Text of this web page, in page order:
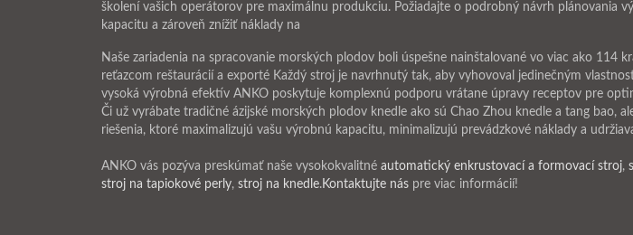
školení vašich operátorov pre maximálnu produkciu. Požiadajte o podrobný návrh plánovania
kapacitu a zároveň znížiť náklady na
Naše zariadenia na spracovanie morských plodov boli úspešne nainštalované vo viac ako
reťazcom reštaurácií a exporté Každý stroj je navrhnutý tak, aby vyhovoval jedinečným
vysoká výrobná efektív ANKO poskytuje komplexnú podporu vrátane úpravy receptov pre
Či už vyrábate tradičné ázijské morských plodov knedle ako sú Chao Zhou knedle a tang bao,
riešenia, ktoré maximalizujú vašu výrobnú kapacitu, minimalizujú prevádzkové náklady a
ANKO vás pozýva preskúmať naše vysokokvalitné automatický enkrustovací a formovací stroj,
stroj na tapiokové perly, stroj na knedle.Kontaktujte nás pre viac informácií!